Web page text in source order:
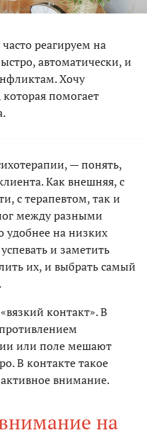
реагируем на
автоматически, и
Хочу
помогает
— понять,
Как внешняя, с
с терапевтом, так и
между разными
удобнее на низких
и заметить
их, и выбрать самый
контакт». В
или поле мешают
В контакте такое
внимание.
на